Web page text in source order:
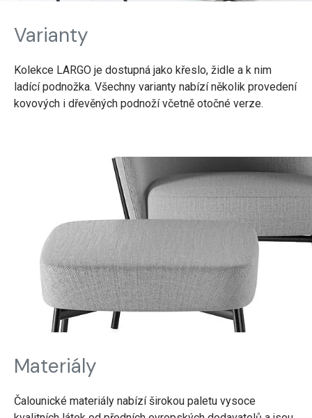
Varianty
Kolekce LARGO je dostupná jako křeslo, židle a k nim
ladící podnožka. Všechny varianty nabízí několik provedení
kovových i dřevěných podnoží včetně otočné verze.
Materiály
Čalounické materiály nabízí širokou paletu vysoce